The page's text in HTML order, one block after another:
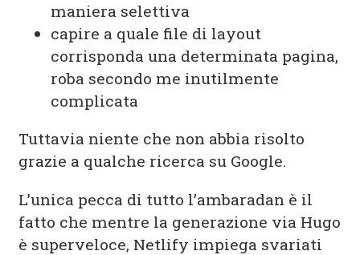
maniera selettiva
capire a quale file di layout
corrisponda una determinata pagina,
roba secondo me inutilmente
complicata
Tuttavia niente che non abbia risolto
grazie a qualche ricerca su Google.
L’unica pecca di tutto l’ambaradan è il
fatto che mentre la generazione via Hugo
è superveloce, Netlify impiega svariati